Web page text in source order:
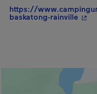
https://
baskatong-rainville -